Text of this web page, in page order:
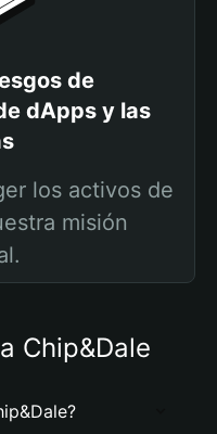
de
dApps y las
los activos de
misión
Chip&Dale